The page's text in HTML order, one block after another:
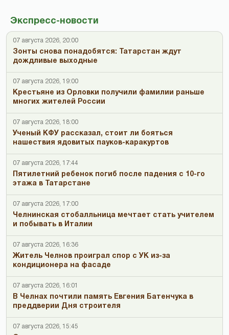
Экспресс-новости
07 августа 2026, 20:00
Зонты снова понадобятся: Татарстан ждут
дождливые выходные
07 августа 2026, 19:00
Крестьяне из Орловки получили фамилии раньше
многих жителей России
07 августа 2026, 18:00
Ученый КФУ рассказал, стоит ли бояться
нашествия ядовитых пауков-каракуртов
07 августа 2026, 17:44
Пятилетний ребенок погиб после падения с 10-го
этажа в Татарстане
07 августа 2026, 17:00
Челнинская стобалльница мечтает стать учителем
и побывать в Италии
07 августа 2026, 16:36
Житель Челнов проиграл спор с УК из-за
кондиционера на фасаде
07 августа 2026, 16:01
В Челнах почтили память Евгения Батенчука в
преддверии Дня строителя
07 августа 2026, 15:45